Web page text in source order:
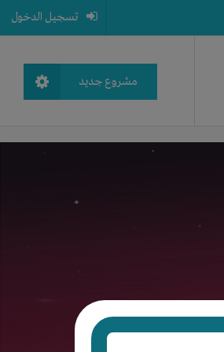
تسجيل الدخول
مشروع جديد